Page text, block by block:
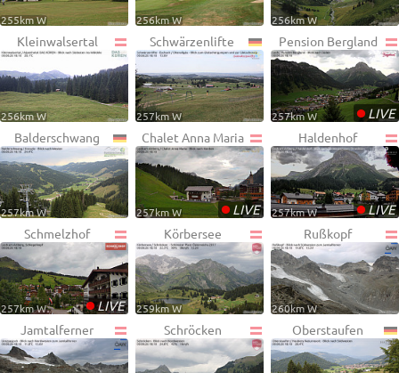
255km W 256km W 256km W
Kleinwalsertal
256km W
Schwärzenlifte
257km W
Pension Bergland
•LIVE
257km W
Balderschwang
257km W
Chalet Anna Maria
•LIVE
257km W
Haldenhof
•LIVE
257km W
Schmelzhof
•LIVE
257km W
Körbersee
259km W
Rußkopf
260km W
Jamtalferner Schröcken Oberstaufen